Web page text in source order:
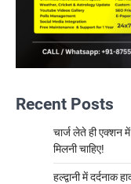
Recent Posts
चार्ज लेते ही एक्शन
मिलनी चाहिए!
हल्द्वानी में दर्दनाक